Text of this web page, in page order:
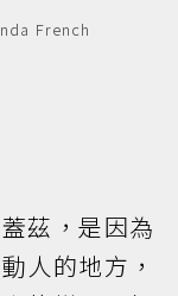
French
茲，是因為
人的地方，